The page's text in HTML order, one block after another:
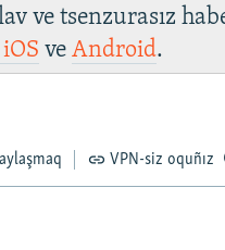
ve tsenzurasız
iOS veAndroid.
VPN-siz oquñız